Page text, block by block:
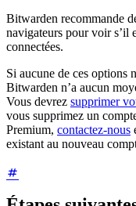
Bitwarden recommande
navigateurs pour voir s’il
connectées.
Si aucune de ces options
Bitwarden n’a aucun
Vous devrez supprimer
vous supprimez un
Premium, contactez-nous
existant au nouveau